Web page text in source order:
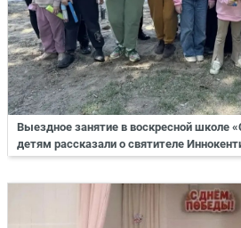
Выездное занятие в воскресной школе
детям рассказали о святителе